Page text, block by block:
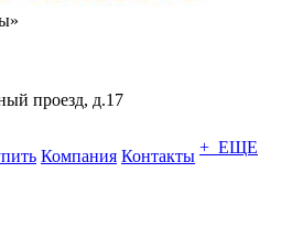
проезд, д.17
Компания Контакты + ЕЩЕ